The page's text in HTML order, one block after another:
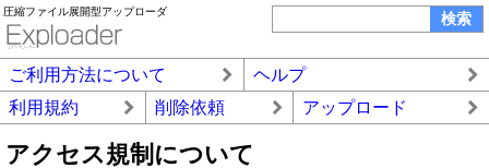
圧縮ファイル展開型アップローダ
ご利用方法について
ヘルプ
利用規約
削除依頼 アップロード
アクセス規制について